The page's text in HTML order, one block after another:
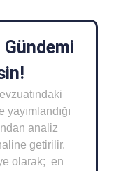
analiz
getirilir.
olarak; en